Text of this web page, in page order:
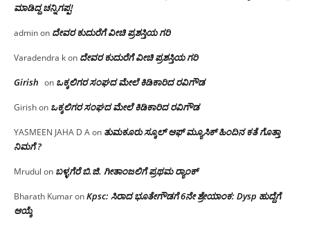
ಮಾಡಿದ್ದ ಚನ್ನಿಗಪ್ಪ!
adminon ದೇವರ ಕುದುರೆಗೆ ವೀಚಿ ಪ್ರಶಸ್ತಿಯ ಗರಿ
Varadendra kon ದೇವರ ಕುದುರೆಗೆ ವೀಚಿ ಪ್ರಶಸ್ತಿಯ ಗರಿ
Girish on ಒಕ್ಕಲಿಗರ ಸಂಘದ ಮೇಲೆ ಕಿಡಿಕಾರಿದ ರವಿಗೌಡ
Girishon ಒಕ್ಕಲಿಗರ ಸಂಘದ ಮೇಲೆ ಕಿಡಿಕಾರಿದ ರವಿಗೌಡ
YASMEEN JAHA D Aon ತುಮಕೂರು ಸ್ಕೂಲ್ ಆಫ್ ಮ್ಯೂಸಿಕ್ ಹಿಂದಿನ ಕತೆ ಗೊತ್ತಾ
ನಿಮಗೆ ?
Mrudul on ಬಳ್ಳಗೆರೆ ಬಿ.ಜಿ. ಗೀತಾಂಜಲಿಗೆ ಪ್ರಥಮ ರ‌್ಯಾಂಕ್
Bharath KumaronKpsc: ಸಿರಾದ ಭೂತೇಗೌಡಗೆ 6ನೇ ಶ್ರೇಯಾಂಕ: Dysp ಹುದ್ದೆಗೆ
ಆಯ್ಕೆ